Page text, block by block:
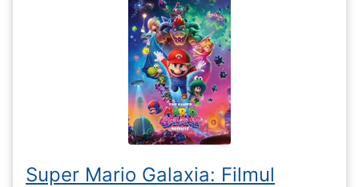
Super Mario Galaxia: Filmul